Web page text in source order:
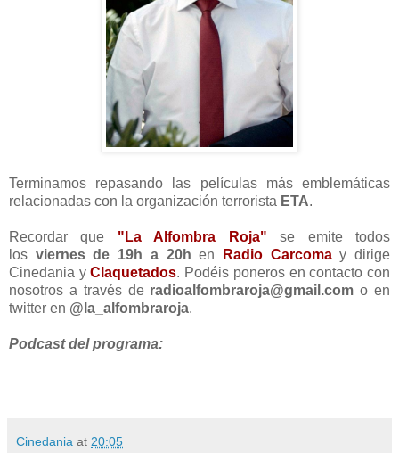
Terminamos repasando las películas más emblemáticas
relacionadas con la organización terrorista ETA.
Recordar que "La Alfombra Roja"
se emite todos
los viernes de 19h a 20h en Radio Carcomay dirige
Cinedania yClaquetados. Podéis poneros en contacto con
nosotros a través de radioalfombraroja@gmail.com o en
twitter en @la_alfombraroja.
Podcast del programa:
Cinedania at 20:05